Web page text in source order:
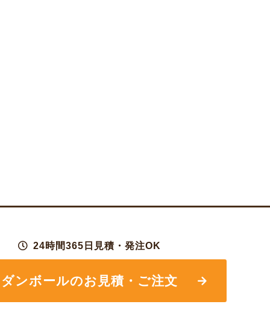
24時間365日見積・発注OK
ダンボールのお見積・ご注文